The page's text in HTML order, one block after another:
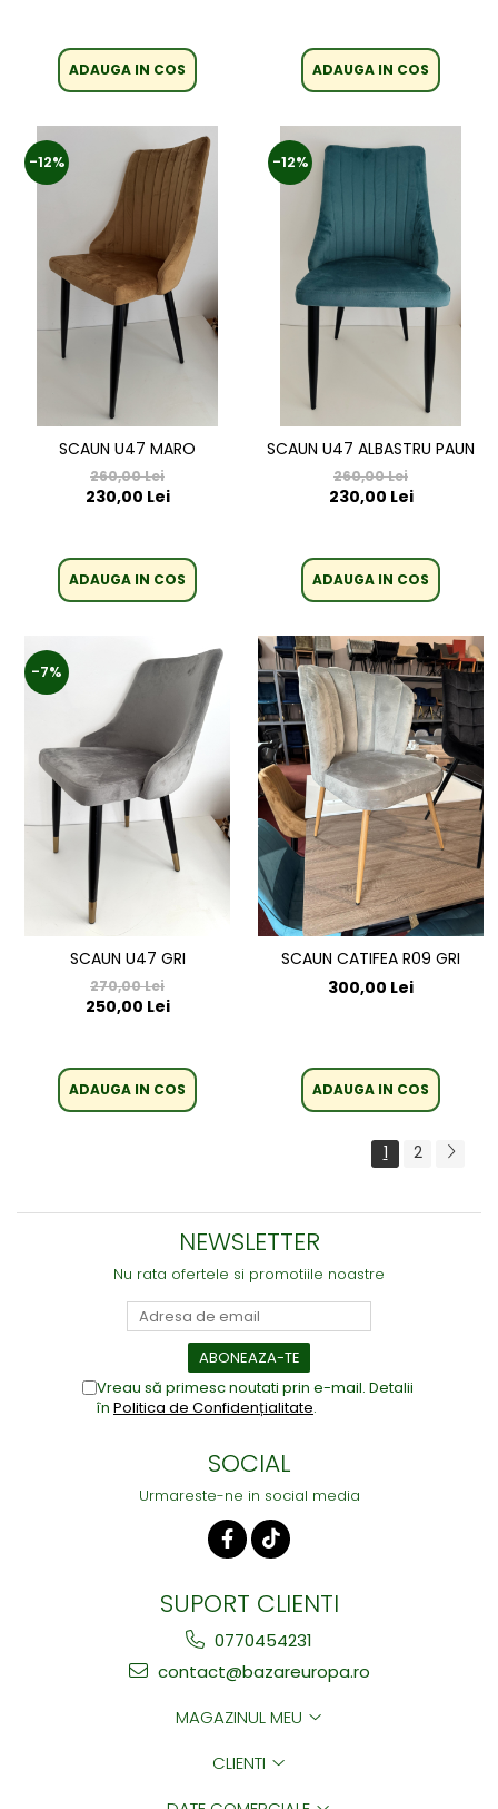
ADAUGA IN COS ADAUGA IN COS
-12%
SCAUN U47 MARO
260,00 Lei
230,00 Lei
ADAUGA IN COS
-12%
SCAUN U47 ALBASTRU PAUN
260,00 Lei
230,00 Lei
ADAUGA IN COS
-7%
SCAUN U47 GRI
270,00 Lei
250,00 Lei
ADAUGA IN COS
SCAUN CATIFEA R09 GRI
300,00 Lei
ADAUGA IN COS
1 2
NEWSLETTER
Nu rata ofertele si promotiile noastre
Vreau să primesc noutati prin e-mail. Detalii
în Politica de Confidențialitate.
SOCIAL
Urmareste-ne in social media
SUPORT CLIENTI
0770454231
contact@bazareuropa.ro
MAGAZINUL MEU
CLIENTI